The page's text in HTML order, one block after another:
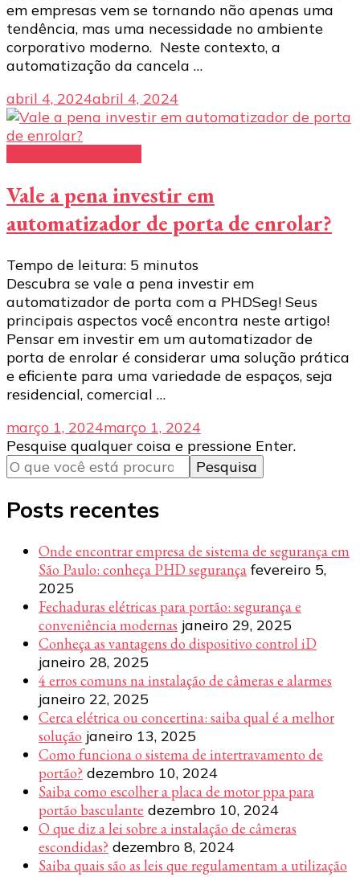
em empresas vem se tornando não apenas uma
tendência, mas uma necessidade no ambiente
corporativo moderno. Neste contexto, a
automatização da cancela …
abril 4, 2024abril 4, 2024
Vale a pena investir em
automatizador de porta de enrolar?
Tempo de leitura: 5 minutos
Descubra se vale a pena investir em
automatizador de porta com a PHDSeg! Seus
principais aspectos você encontra neste artigo!
Pensar em investir em um automatizador de
porta de enrolar é considerar uma solução prática
e eficiente para uma variedade de espaços, seja
residencial, comercial …
março 1, 2024março 1, 2024
Procurando
algo?
Pesquise qualquer coisa e pressione Enter.
Posts recentes
Onde encontrar empresa de sistema de segurança em
São Paulo: conheça PHD segurança fevereiro 5,
2025
Fechaduras elétricas para portão: segurança e
conveniência modernas janeiro 29, 2025
Conheça as vantagens do dispositivo control iD
janeiro 28, 2025
4 erros comuns na instalação de câmeras e alarmes
janeiro 22, 2025
Cerca elétrica ou concertina: saiba qual é a melhor
solução janeiro 13, 2025
Como funciona o sistema de intertravamento de
portão? dezembro 10, 2024
Saiba como escolher a placa de motor ppa para
portão basculante dezembro 10, 2024
O que diz a lei sobre a instalação de câmeras
escondidas? dezembro 8, 2024
Saiba quais são as leis que regulamentam a utilização